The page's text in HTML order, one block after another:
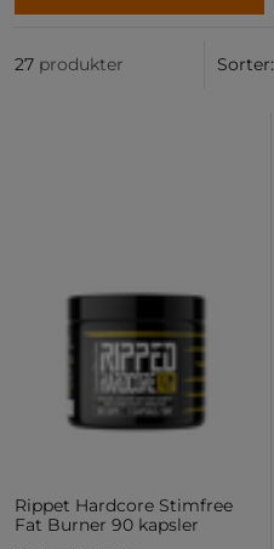
27 produkter Sorter:
Rippet Hardcore Stimfree
Fat Burner 90 kapsler